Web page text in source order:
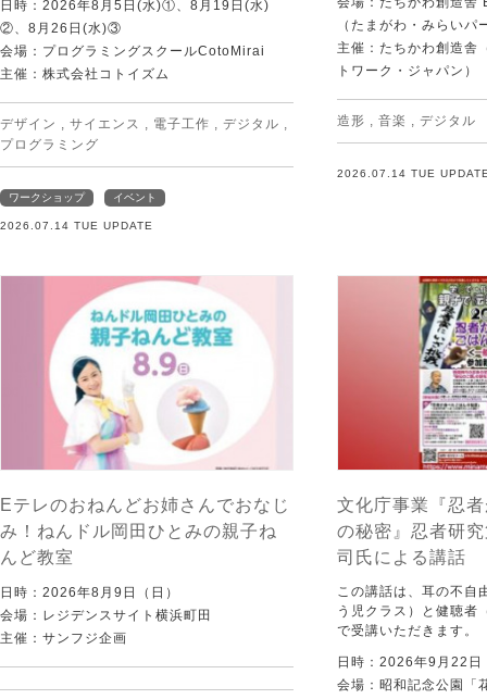
日時：2026年8月5日(水)①、8月19日(水)
②、8月26日(水)③
会場：プログラミングスクールCotoMirai
主催：株式会社コトイズム
デザイン , サイエンス , 電子工作 , デジタル ,
プログラミング
ワークショップ イベント
2026.07.14 TUE UPDATE
（たまがわ・みらいパ
主催：たちかわ創造舎
トワーク・ジャパン）
造形 , 音楽 , デジタル
2026.07.14 TUE
Eテレのおねんどお姉さんでおなじ
み！ねんドル岡田ひとみの親子ね
んど教室
日時：2026年8月9日（日）
会場：レジデンスサイト横浜町田
主催：サンフジ企画
文化庁事業『忍
の秘密』忍者研
司氏による講話
この講話は、耳の不自
う児クラス）と健聴者
で受講いただきます。
日時：2026年9月22日
会場：昭和記念公園「